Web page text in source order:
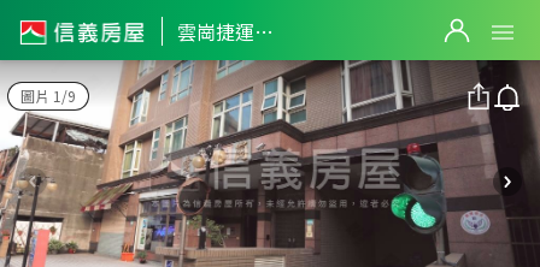
雲崗捷運森活館
圖片 1/9